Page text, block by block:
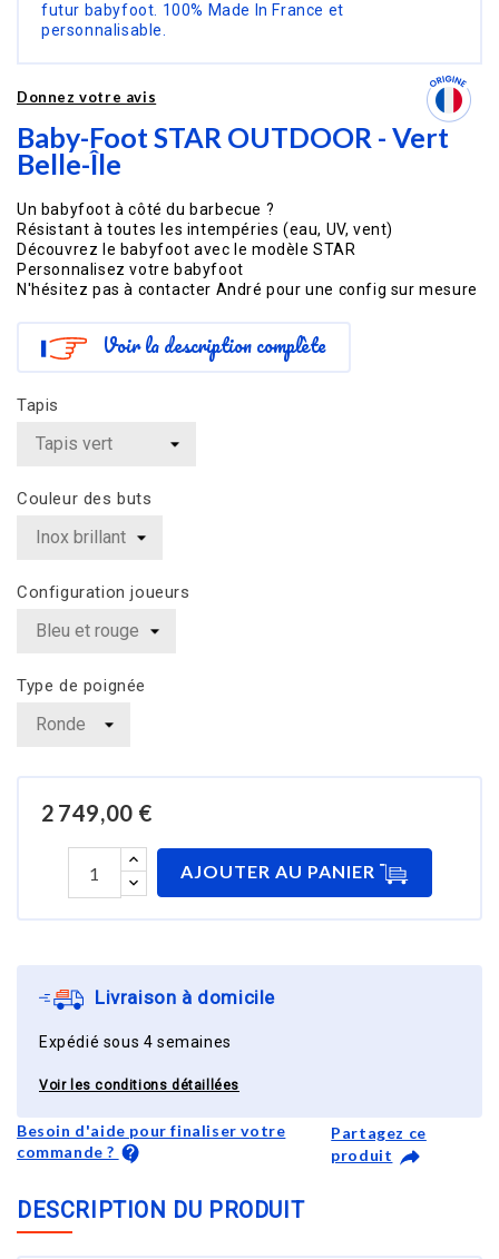
futur babyfoot. 100% Made In France et
personnalisable.
Donnez votre avis
Baby-Foot STAR OUTDOOR - Vert
Belle-Île
Un babyfoot à côté du barbecue ?
Résistant à toutes les intempéries (eau, UV, vent)
Découvrez le babyfoot avec le modèle STAR
Personnalisez votre babyfoot
N'hésitez pas à contacter André pour une config sur mesure
Voir la description complète
Tapis
Couleur des buts
Configuration joueurs
Type de poignée
2 749,00 €
AJOUTER AU PANIER
Livraison à domicile
Expédié sous 4 semaines
Voir les conditions détaillées
Besoin d'aide pour finaliser votre
commande ?
Partagez ce
produit
DESCRIPTION DU PRODUIT